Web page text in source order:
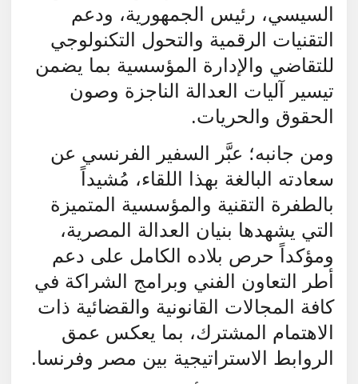
السيسي، رئيس الجمهورية، ودعم
التقنيات الرقمية والتحول التكنولوجي
للتقاضي والإدارة المؤسسية بما يضمن
تيسير آليات العدالة الناجزة وصون
الحقوق والحريات.
ومن جانبه؛ عبَّر السفير الفرنسي عن
سعادته البالغة بهذا اللقاء، مُشيداً
بالطفرة التقنية والمؤسسية المتميزة
التي يشهدها بنيان العدالة المصرية،
ومؤكداً حرص بلاده الكامل على دعم
أطر التعاون الفني وبرامج الشراكة في
كافة المجالات القانونية والقضائية ذات
الاهتمام المشترك، بما يعكس عمق
الروابط الاستراتيجية بين مصر وفرنسا.